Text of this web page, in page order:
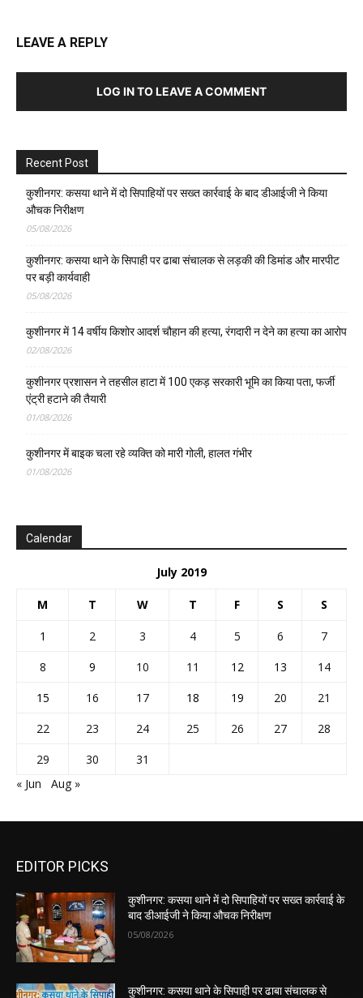
LEAVE A REPLY
LOG IN TO LEAVE A COMMENT
Recent Post
कुशीनगर: कसया थाने में दो सिपाहियों पर सख्त कार्रवाई के बाद डीआईजी ने किया
औचक निरीक्षण
05/08/2026
कुशीनगर: कसया थाने के सिपाही पर ढाबा संचालक से लड़की की डिमांड और मारपीट
पर बड़ी कार्यवाही
05/08/2026
कुशीनगर में 14 वर्षीय किशोर आदर्श चौहान की हत्या, रंगदारी न देने का हत्या का आरोप
02/08/2026
कुशीनगर प्रशासन ने तहसील हाटा में 100 एकड़ सरकारी भूमि का किया पता, फर्जी
एंट्री हटाने की तैयारी
01/08/2026
कुशीनगर में बाइक चला रहे व्यक्ति को मारी गोली, हालत गंभीर
01/08/2026
Calendar
July 2019
M T W T F S S
1 2 3 4 5 6
7
8
9 10 11 12 13
14
15
16 17 18 19 20
21
22
23 24 25 26 27
28
29
30
31
« Jun
Aug »
EDITOR PICKS
कुशीनगर: कसया थाने में दो सिपाहियों पर सख्त कार्रवाई के
बाद डीआईजी ने किया औचक निरीक्षण
05/08/2026
कुशीनगर: कसया थाने के सिपाही पर ढाबा संचालक से